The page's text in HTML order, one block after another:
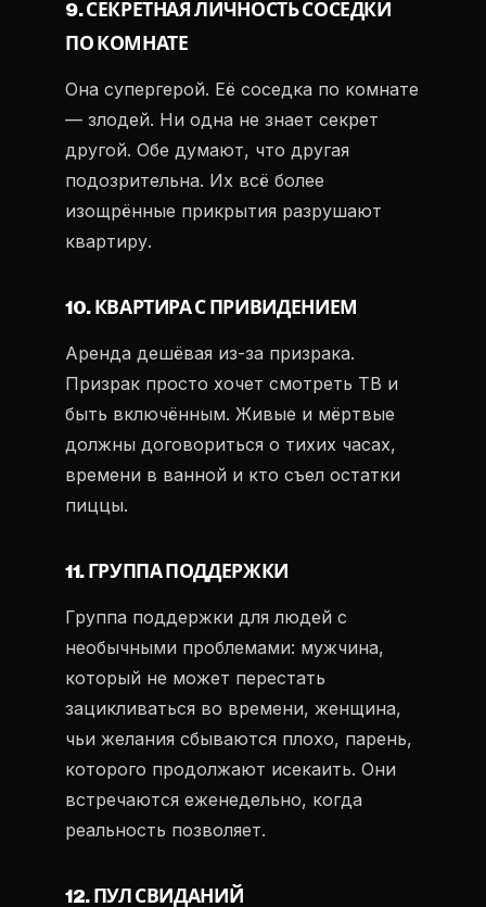
9. СЕКРЕТНАЯ ЛИЧНОСТЬ СОСЕДКИ
ПО КОМНАТЕ
Она супергерой. Её соседка по комнате
— злодей. Ни одна не знает секрет
другой. Обе думают, что другая
подозрительна. Их всё более
изощрённые прикрытия разрушают
квартиру.
10. КВАРТИРА С ПРИВИДЕНИЕМ
Аренда дешёвая из-за призрака.
Призрак просто хочет смотреть ТВ и
быть включённым. Живые и мёртвые
должны договориться о тихих часах,
времени в ванной и кто съел остатки
пиццы.
11. ГРУППА ПОДДЕРЖКИ
Группа поддержки для людей с
необычными проблемами: мужчина,
который не может перестать
зацикливаться во времени, женщина,
чьи желания сбываются плохо, парень,
которого продолжают исекаить. Они
встречаются еженедельно, когда
реальность позволяет.
12. ПУЛ СВИДАНИЙ